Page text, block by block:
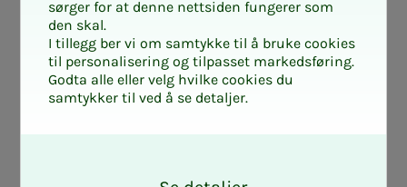
sørger for at denne nettsiden fungerer som
den skal.
I tillegg ber vi om samtykke til å bruke cookies
til personalisering og tilpasset markedsføring.
Godta alle eller velg hvilke cookies du
samtykker til ved å se detaljer.